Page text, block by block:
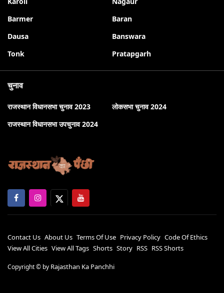
Barmer
Baran
Dausa
Banswara
Tonk
Pratapgarh
चुनाव
राजस्थान विधानसभा चुनाव 2023
लोकसभा चुनाव 2024
राजस्थान विधानसभा उपचुनाव 2024
Contact Us About Us Terms Of Use Privacy Policy Code Of Ethics
View All Cities View All Tags Shorts Story RSS RSS Shorts
Copyright © by Rajasthan Ka Panchhi